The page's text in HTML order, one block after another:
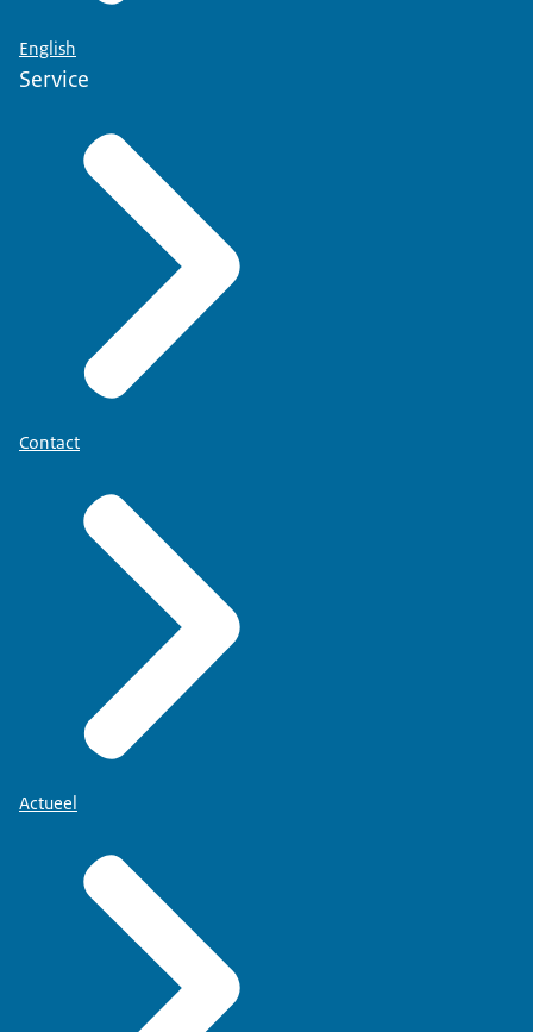
English
Service
Contact
Actueel